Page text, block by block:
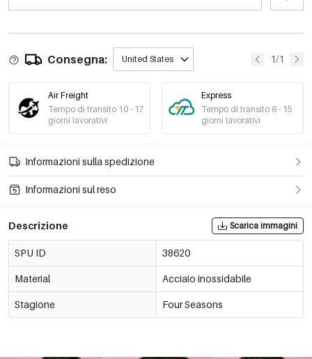
Consegna: United States 1/1
Air Freight
Tempo di transito 10 - 17
giorni lavorativi
Express
Tempo di transito 8 - 15
giorni lavorativi
Informazioni sulla spedizione
Informazioni sul reso
Descrizione Scarica immagini
SPU ID 38620
Material Acciaio inossidabile
Stagione Four Seasons